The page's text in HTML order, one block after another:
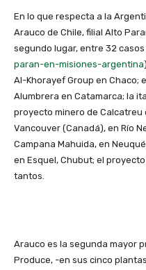
En lo que respecta a la
Arauco de Chile, filial Alto
segundo lugar, entre 32 casos
paran-en-misiones-argentina
Al-Khorayef Group en Chaco;
Alumbrera en Catamarca; la
proyecto minero de Calcatreu
Vancouver (Canadá), en Río
Campana Mahuida, en
en Esquel, Chubut; el
tantos.
Arauco es la segunda mayor
Produce, -en sus cinco